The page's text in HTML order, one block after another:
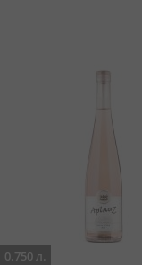
0.750 л.